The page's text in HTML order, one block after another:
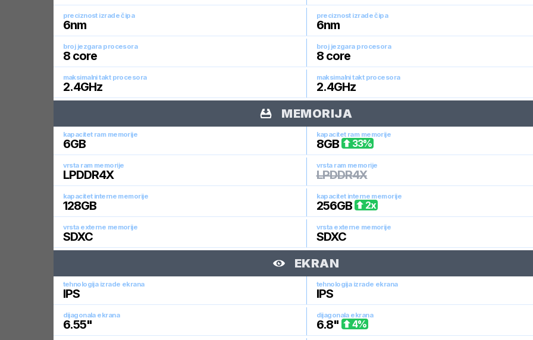
preciznost izrade čipa
6nm
preciznost izrade čipa
6nm
broj jezgara procesora
8core
broj jezgara procesora
8core
maksimalni takt procesora
2.4GHz
maksimalni takt procesora
2.4GHz
MEMORIJA
kapacitet ram memorije
6GB
kapacitet ram memorije
8GB 33%
vrsta ram memorije
LPDDR4X
vrsta ram memorije
LPDDR4X
kapacitet interne memorije
128GB
kapacitet interne memorije
256GB 2x
vrsta externe memorije
SDXC
vrsta externe memorije
SDXC
EKRAN
tehnologija izrade ekrana
IPS
tehnologija izrade ekrana
IPS
dijagonala ekrana
6.55"
dijagonala ekrana
6.8" 4%